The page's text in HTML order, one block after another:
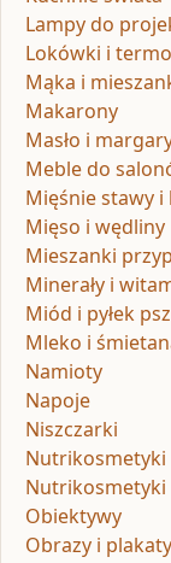
Lampy do
Lokówki i
Mąka i
Makarony
Masło i
Meble do
Mięśnie stawy i
Mięso i wędliny
Mieszanki
Minerały i
Miód i pyłek
Mleko i
Namioty
Napoje
Niszczarki
Nutrikosmetyki
Obiektywy
Obrazy i plakaty